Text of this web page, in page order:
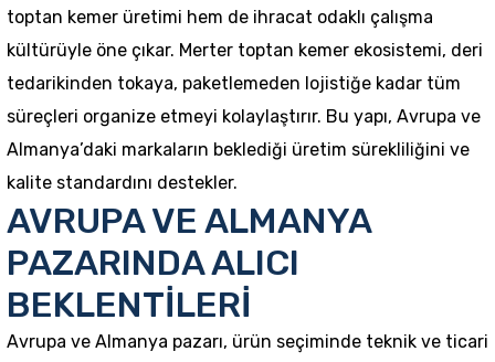
toptan kemer üretimi hem de ihracat odaklı çalışma
kültürüyle öne çıkar. Merter toptan kemer ekosistemi, deri
tedarikinden tokaya, paketlemeden lojistiğe kadar tüm
süreçleri organize etmeyi kolaylaştırır. Bu yapı, Avrupa ve
Almanya’daki markaların beklediği üretim sürekliliğini ve
kalite standardını destekler.
AVRUPA VE ALMANYA
PAZARINDA ALICI
BEKLENTİLERİ
Avrupa ve Almanya pazarı, ürün seçiminde teknik ve ticari